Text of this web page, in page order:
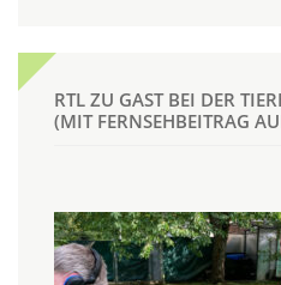
RTL ZU GAST BEI DER
(MIT FERNSEHBEITRAG